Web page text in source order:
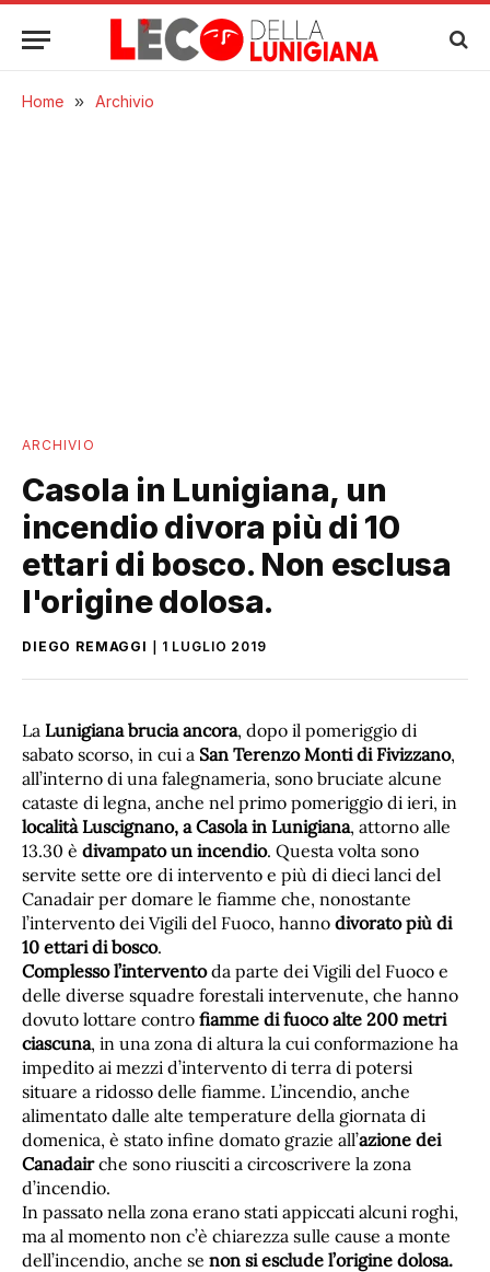
Home » Archivio
ARCHIVIO
Casola in Lunigiana, un
incendio divora più di 10
ettari di bosco. Non esclusa
l'origine dolosa.
DIEGO REMAGGI 1 LUGLIO 2019
La Lunigiana brucia ancora, dopo il pomeriggio di
sabato scorso, in cui a San Terenzo Monti di Fivizzano,
all’interno di una falegnameria, sono bruciate alcune
cataste di legna, anche nel primo pomeriggio di ieri, in
località Luscignano, a Casola in Lunigiana, attorno alle
13.30 è divampato un incendio. Questa volta sono
servite sette ore di intervento e più di dieci lanci del
Canadair per domare le fiamme che, nonostante
l’intervento dei Vigili del Fuoco, hanno divorato più di
10 ettari di bosco.
Complesso l’interventoda parte dei Vigili del Fuoco e
delle diverse squadre forestali intervenute, che hanno
dovuto lottare contro fiamme di fuoco alte 200 metri
ciascuna, in una zona di altura la cui conformazione ha
impedito ai mezzi d’intervento di terra di potersi
situare a ridosso delle fiamme. L’incendio, anche
alimentato dalle alte temperature della giornata di
domenica, è stato infine domato grazie all’azione dei
Canadairche sono riusciti a circoscrivere la zona
d’incendio.
In passato nella zona erano stati appiccati alcuni roghi,
ma al momento non c’è chiarezza sulle cause a monte
dell’incendio, anche se non si esclude l’origine dolosa.